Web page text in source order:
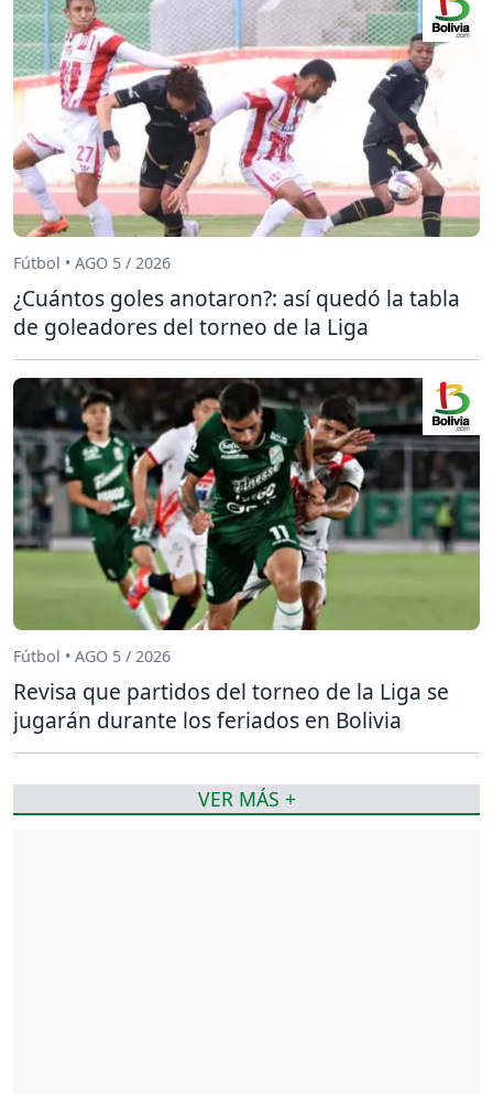
Fútbol • AGO 5 / 2026
¿Cuántos goles anotaron?: así quedó la tabla
de goleadores del torneo de la Liga
Fútbol • AGO 5 / 2026
Revisa que partidos del torneo de la Liga se
jugarán durante los feriados en Bolivia
VER MÁS +